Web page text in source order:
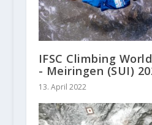
IFSC Climbing
- Meiringen (SUI)
13. April 2022